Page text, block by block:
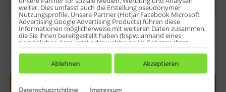
In denWarenkorb
weiter. Dies umfasst auch die Erstellung pseudonymer
Nutzungsprofile. Unsere Partner (Hotjar Facebook Microsoft
Advertising Google Advertising Products) führen diese
Informationen möglicherweise mit weiteren Daten zusammen,
die Sie ihnen bereitgestellt haben (bspw. anhand eines
persönlichen Accounts) oder welche sie im Rahmen Ihrer
Nutzung der Dienste gesammelt haben (bspw. Nutzungsdaten
anderer Geräte). Ihre Einwilligung zur Nutzung von Cookies
und Pixeln können Sie jederzeit widerrufen, indem Sie auf den
Datenschutz-Button links unten klicken und dort die
Datenschutzrichtlinie Impressum
Ablehnen Akzeptieren